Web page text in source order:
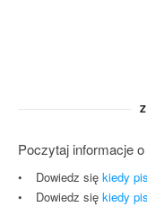
Poczytaj informacje
Dowiedz się kiedy
Dowiedz się kiedy